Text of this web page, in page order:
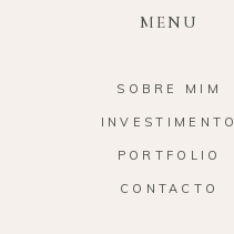
MENU
SOBRE MIM
INVESTIMENTO
PORTFOLIO
CONTACTO